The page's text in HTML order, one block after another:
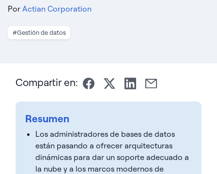
Por Actian Corporation
#Gestión de datos
Compartir en:
Resumen
Los administradores de bases de datos
están pasando a ofrecer arquitecturas
dinámicas para dar un soporte adecuado a
la nube y a los marcos modernos de